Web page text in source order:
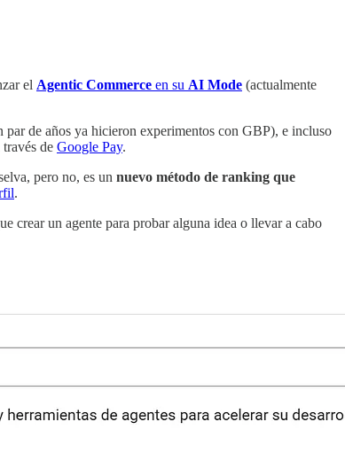
el Agentic Commerce en su AI Mode (actualmente
par de años ya hicieron experimentos con GBP), e incluso
de Google Pay.
pero no, es un nuevo método de ranking que
.
crear un agente para probar alguna idea o llevar a cabo